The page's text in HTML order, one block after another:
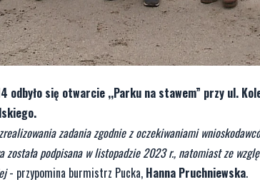
się otwarcie ,,Parku na stawem” przy ul.
zadania zgodnie z oczekiwaniami
podpisana w listopadzie 2023 r., natomiast ze
- przypomina burmistrz Pucka, Hanna Pruchniewska.